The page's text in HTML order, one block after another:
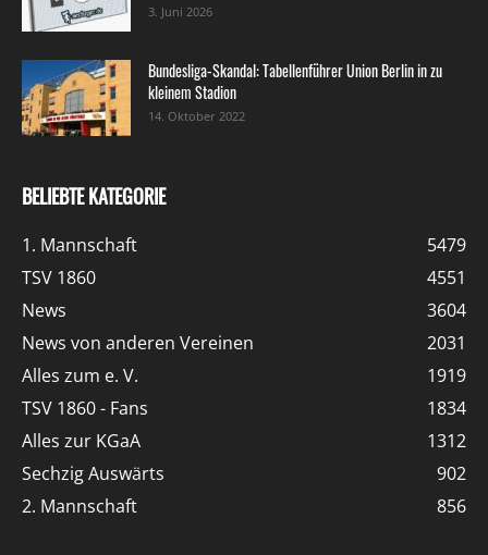
3. Juni 2026
Bundesliga-Skandal: Tabellenführer Union Berlin in zu
kleinem Stadion
14. Oktober 2022
BELIEBTE KATEGORIE
1. Mannschaft
5479
TSV 1860
4551
News
3604
News von anderen Vereinen
2031
Alles zum e. V.
1919
TSV 1860 - Fans
1834
Alles zur KGaA
1312
Sechzig Auswärts
902
2. Mannschaft
856